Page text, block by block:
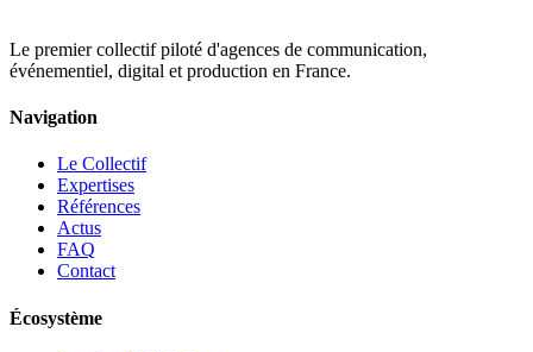
Le premier collectif piloté d'agences de communication,
événementiel, digital et production en France.
Navigation
Le Collectif
Expertises
Références
Actus
FAQ
Contact
Écosystème